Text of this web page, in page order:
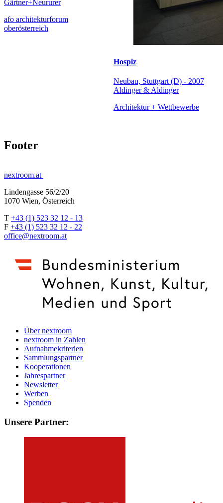
Gärtner+Neururer
afo architekturforum
oberösterreich
Hospiz
Neubau, Stuttgart (D) - 2007
Aldinger & Aldinger
Architektur + Wettbewerbe
Footer
nextroom.at
Lindengasse 56/2/20
1070 Wien, Österreich
T +43 (1) 523 32 12 - 13
F +43 (1) 523 32 12 - 22
office@nextroom.at
Über nextroom
nextroom in Zahlen
Aufnahmekriterien
Sammlungspartner
Kooperationen
Jahrespartner
Newsletter
Werben
Spenden
Unsere Partner: